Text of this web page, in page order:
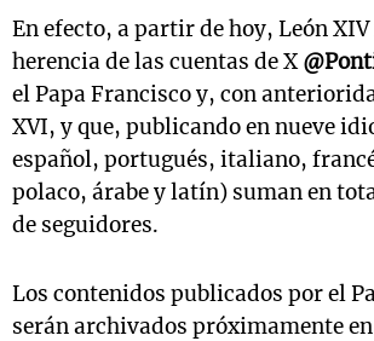
En efecto, a partir de hoy, León XIV
herencia de las cuentas de X
el Papa Francisco y, con
XVI, y que, publicando en nueve
español, portugués, italiano,
polaco, árabe y latín) suman en
de seguidores.
Los contenidos publicados por el
serán archivados próximamente
Mundial 2026